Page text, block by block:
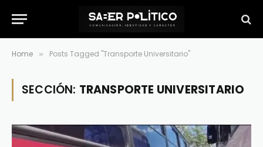
Home » Posts Tagged "Transporte Universitario"
SECCIÓN: TRANSPORTE UNIVERSITARIO